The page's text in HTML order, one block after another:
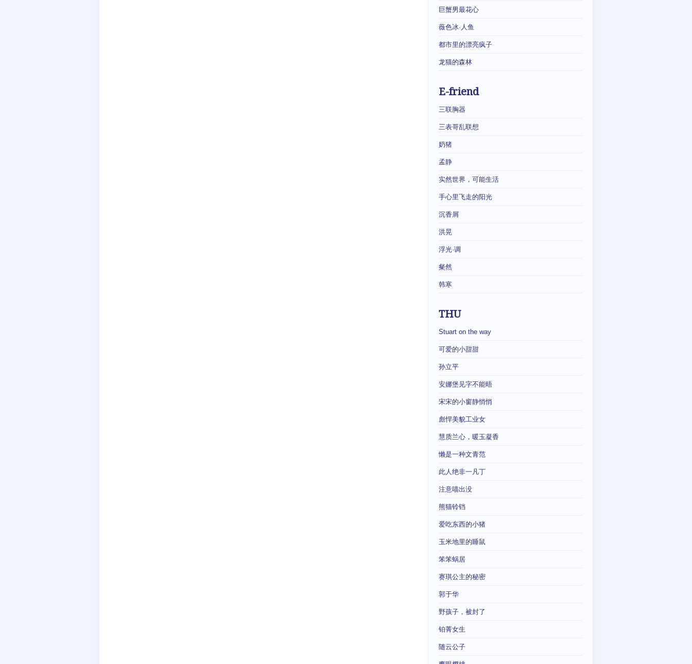
巨蟹男最花心
薇色冰·人鱼
都市里的漂亮疯子
龙猫的森林
E-friend
三联胸器
三表哥乱联想
奶猪
孟静
实然世界，可能生活
手心里飞走的阳光
沉香屑
洪晃
浮光·调
粲然
韩寒
THU
Stuart on the way
可爱的小甜甜
孙立平
安娜堡见字不能晤
宋宋的小窗静悄悄
彪悍美貌工业女
慧质兰心，暖玉凝香
懒是一种文青范
此人绝非一凡丁
注意喵出没
熊猫铃铛
爱吃东西的小猪
玉米地里的睡鼠
笨笨蜗居
赛琪公主的秘密
郭于华
野孩子，被封了
铂菁女生
随云公子